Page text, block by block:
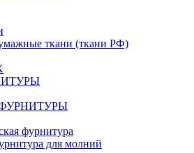
ткани (ткани РФ)
фурнитура
для молний